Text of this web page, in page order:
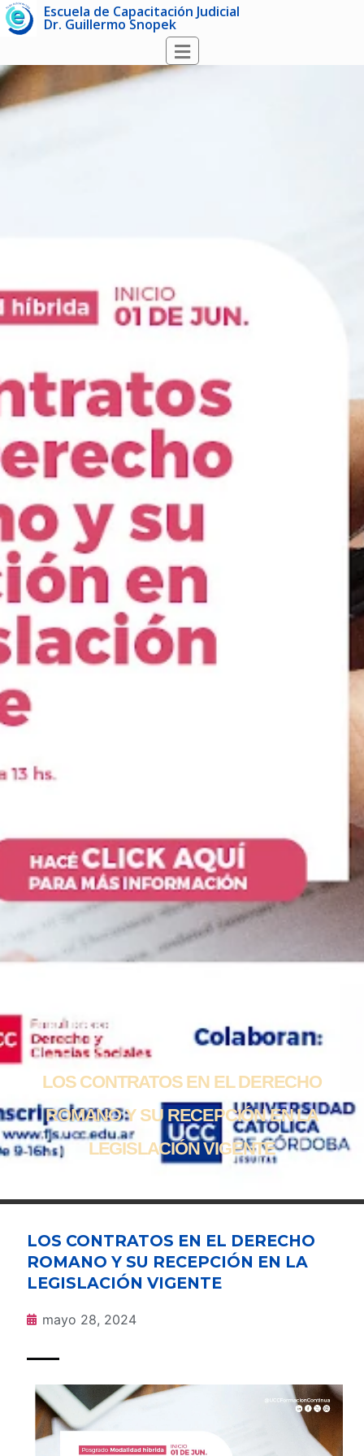
Escuela de Capacitación Judicial
Dr. Guillermo Snopek
LOS CONTRATOS EN EL DERECHO
ROMANO Y SU RECEPCIÓN EN LA
LEGISLACIÓN VIGENTE
LOS CONTRATOS EN EL DERECHO
ROMANO Y SU RECEPCIÓN EN LA
LEGISLACIÓN VIGENTE
mayo 28, 2024